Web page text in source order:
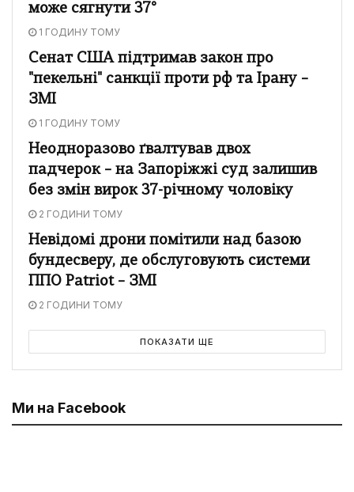
може сягнути 37°
1 ГОДИНУ ТОМУ
Сенат США підтримав закон про
"пекельні" санкції проти рф та Ірану –
ЗМІ
1 ГОДИНУ ТОМУ
Неодноразово ґвалтував двох
падчерок – на Запоріжжі суд залишив
без змін вирок 37-річному чоловіку
2 ГОДИНИ ТОМУ
Невідомі дрони помітили над базою
бундесверу, де обслуговують системи
ППО Patriot – ЗМІ
2 ГОДИНИ ТОМУ
ПОКАЗАТИ ЩЕ
Ми на Facebook